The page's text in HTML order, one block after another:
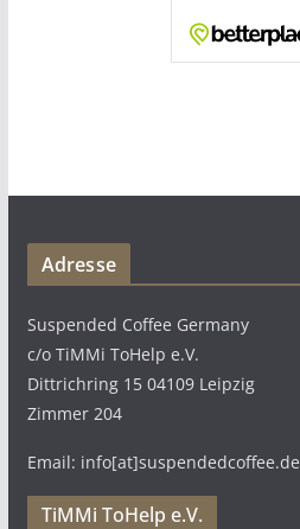
Adresse
Suspended Coffee Germany
c/o TiMMi ToHelp e.V.
Dittrichring 15 04109 Leipzig
Zimmer 204
Email: info[at]suspendedcoffee.de
TiMMi ToHelp e.V.